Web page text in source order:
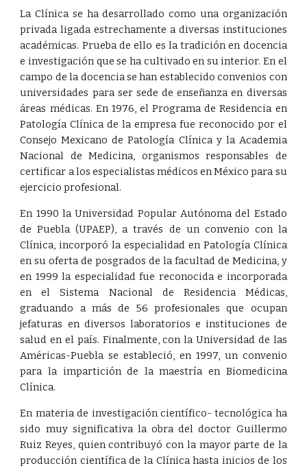
La Clínica se ha desarrollado como una organización
privada ligada estrechamente a diversas instituciones
académicas. Prueba de ello es la tradición en docencia
e investigación que se ha cultivado en su interior. En el
campo de la docencia se han establecido convenios con
universidades para ser sede de enseñanza en diversas
áreas médicas. En 1976, el Programa de Residencia en
Patología Clínica de la empresa fue reconocido por el
Consejo Mexicano de Patología Clínica y la Academia
Nacional de Medicina, organismos responsables de
certificar a los especialistas médicos en México para su
ejercicio profesional.
En 1990 la Universidad Popular Autónoma del Estado
de Puebla (UPAEP), a través de un convenio con la
Clínica, incorporó la especialidad en Patología Clínica
en su oferta de posgrados de la facultad de Medicina, y
en 1999 la especialidad fue reconocida e incorporada
en el Sistema Nacional de Residencia Médicas,
graduando a más de 56 profesionales que ocupan
jefaturas en diversos laboratorios e instituciones de
salud en el país. Finalmente, con la Universidad de las
Américas-Puebla se estableció, en 1997, un convenio
para la impartición de la maestría en Biomedicina
Clínica.
En materia de investigación científico- tecnológica ha
sido muy significativa la obra del doctor Guillermo
Ruiz Reyes, quien contribuyó con la mayor parte de la
producción científica de la Clínica hasta inicios de los